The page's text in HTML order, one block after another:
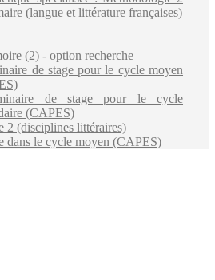
(langue et littérature françaises)
(2) - option recherche
de stage pour le cycle moyen
de stage pour le cycle
(CAPES)
2 (disciplines littéraires)
dans le cycle moyen (CAPES)